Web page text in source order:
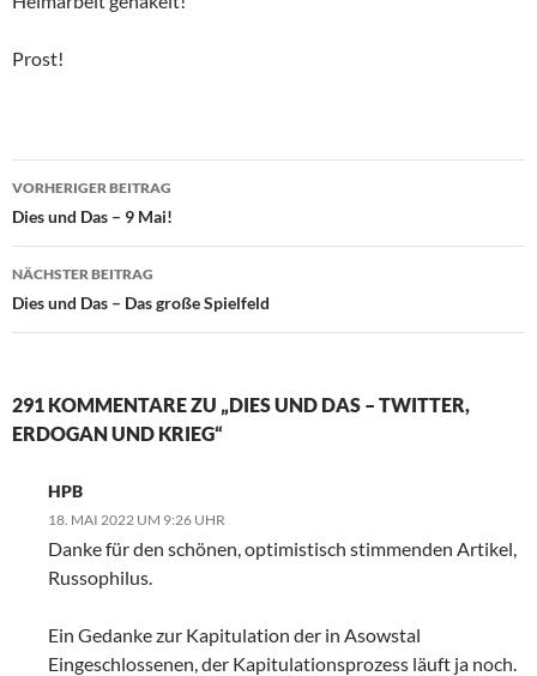
Prost!
Beitragsnavigation
VORHERIGER BEITRAG
Dies und Das – 9 Mai!
NÄCHSTER BEITRAG
Dies und Das – Das große Spielfeld
291 KOMMENTARE ZU „DIES UND DAS – TWITTER,
ERDOGAN UND KRIEG“
HPB
18. MAI 2022 UM 9:26 UHR
Danke für den schönen, optimistisch stimmenden Artikel,
Russophilus.
Ein Gedanke zur Kapitulation der in Asowstal
Eingeschlossenen, der Kapitulationsprozess läuft ja noch.